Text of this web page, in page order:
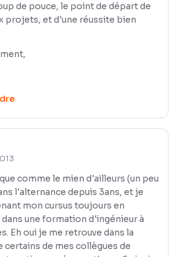
de pouce, le point de départ de
projets, et d'une réussite bien
comme le mien d'ailleurs (un peu
l'alternance depuis 3ans, et je
mon cursus toujours en
une formation d'ingénieur à
Eh oui je me retrouve dans la
certains de mes collègues de